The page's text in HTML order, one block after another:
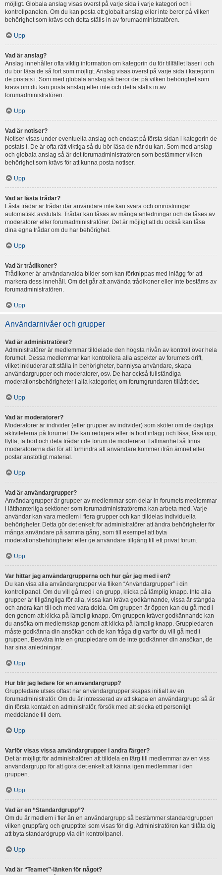
möjligt. Globala anslag visas överst på varje sida i varje kategori och i
kontrollpanelen. Om du kan posta ett globalt anslag eller inte beror på vilken
behörighet som krävs och detta ställs in av forumadministratören.
Upp
Vad är anslag?
Anslag innehåller ofta viktig information om kategorin du för tillfället läser i och
du bör läsa de så fort som möjligt. Anslag visas överst på varje sida i kategorin
de postats i. Som med globala anslag så beror det på vilken behörighet som
krävs om du kan posta anslag eller inte och detta ställs in av
forumadministratören.
Upp
Vad är notiser?
Notiser visas under eventuella anslag och endast på första sidan i kategorin de
postats i. De är ofta rätt viktiga så du bör läsa de när du kan. Som med anslag
och globala anslag så är det forumadministratören som bestämmer vilken
behörighet som krävs för att kunna posta notiser.
Upp
Vad är låsta trådar?
Låsta trådar är trådar där användare inte kan svara och omröstningar
automatiskt avslutats. Trådar kan låsas av många anledningar och de låses av
moderatorer eller forumadministratörer. Det är möjligt att du också kan låsa
dina egna trådar om du har behörighet.
Upp
Vad är trådikoner?
Trådikoner är användarvalda bilder som kan förknippas med inlägg för att
markera dess innehåll. Om det går att använda trådikoner eller inte bestäms av
forumadministratören.
Upp
Användarnivåer och grupper
Vad är administratörer?
Administratörer är medlemmar tilldelade den högsta nivån av kontroll över hela
forumet. Dessa medlemmar kan kontrollera alla aspekter av forumets drift,
vilket inkluderar att ställa in behörigheter, bannlysa användare, skapa
användargrupper och moderatorer, osv. De har också fullständiga
moderationsbehörigheter i alla kategorier, om forumgrundaren tillåtit det.
Upp
Vad är moderatorer?
Moderatorer är individer (eller grupper av individer) som sköter om de dagliga
aktiviteterna på forumet. De kan redigera eller ta bort inlägg och låsa, låsa upp,
flytta, ta bort och dela trådar i de forum de modererar. I allmänhet så finns
moderatorerna där för att förhindra att användare kommer ifrån ämnet eller
postar anstötligt material.
Upp
Vad är användargrupper?
Användargrupper är grupper av medlemmar som delar in forumets medlemmar
i lätthanterliga sektioner som forumadministratörerna kan arbeta med. Varje
användar kan vara medlem i flera grupper och kan tilldelas individuella
behörigheter. Detta gör det enkelt för administratörer att ändra behörigheter för
många användare på samma gång, som till exempel att byta
moderationsbehörigheter eller ge användare tillgång till ett privat forum.
Upp
Var hittar jag användargrupperna och hur går jag med i en?
Du kan visa alla användargrupper via fliken “Användargrupper” i din
kontrollpanel. Om du vill gå med i en grupp, klicka på lämplig knapp. Inte alla
grupper är tillgängliga för alla, vissa kan kräva godkännande, vissa är stängda
och andra kan till och med vara dolda. Om gruppen är öppen kan du gå med i
den genom att klicka på lämplig knapp. Om gruppen kräver godkännande kan
du ansöka om medlemskap genom att klicka på lämplig knapp. Gruppledaren
måste godkänna din ansökan och de kan fråga dig varför du vill gå med i
gruppen. Besvära inte en gruppledare om de inte godkänner din ansökan, de
har sina anledningar.
Upp
Hur blir jag ledare för en användargrupp?
Gruppledare utses oftast när användargrupper skapas initialt av en
forumadministratör. Om du är intresserad av att skapa en användargrupp så är
din första kontakt en administratör, försök med att skicka ett personligt
meddelande till dem.
Upp
Varför visas vissa användargrupper i andra färger?
Det är möjligt för administratören att tilldela en färg till medlemmar av en viss
användargrupp för att göra det enkelt att känna igen medlemmar i den
gruppen.
Upp
Vad är en “Standardgrupp”?
Om du är medlem i fler än en användargrupp så bestämmer standardgruppen
vilken gruppfärg och grupptitel som visas för dig. Administratören kan tillåta dig
att byta standardgrupp via din kontrollpanel.
Upp
Vad är “Teamet”-länken för något?